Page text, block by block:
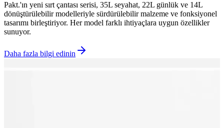
Pakt.'ın yeni sırt çantası serisi, 35L seyahat, 22L günlük ve 14L
dönüştürülebilir modelleriyle sürdürülebilir malzeme ve fonksiyonel
tasarımı birleştiriyor. Her model farklı ihtiyaçlara uygun özellikler
sunuyor.
Daha fazla bilgi edinin